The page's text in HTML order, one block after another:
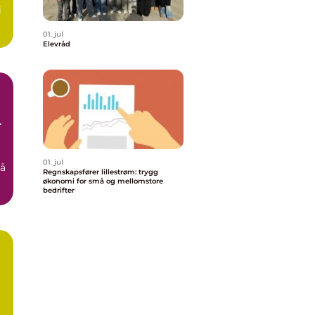
01. jul
Elevråd
01. jul
Regnskapsfører lillestrøm: trygg
økonomi for små og mellomstore
bedrifter